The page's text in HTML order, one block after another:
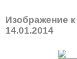
Изображение
14.01.2014